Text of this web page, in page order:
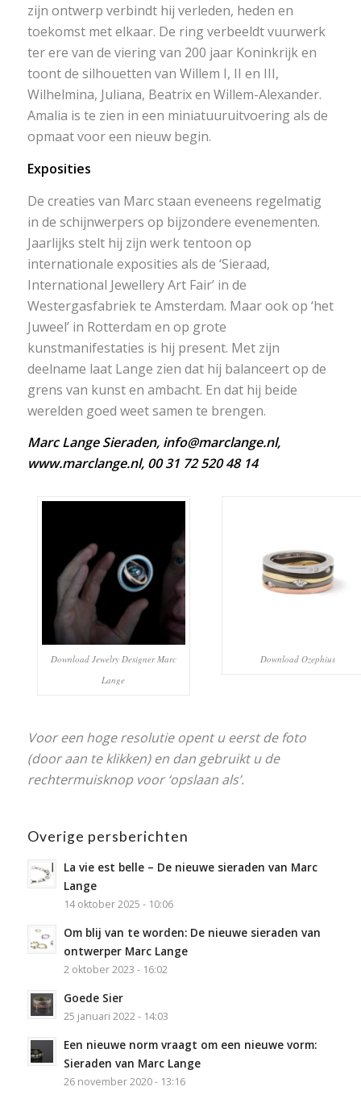
zijn ontwerp verbindt hij verleden, heden en
toekomst met elkaar. De ring verbeeldt vuurwerk
ter ere van de viering van 200 jaar Koninkrijk en
toont de silhouetten van Willem I, II en III,
Wilhelmina, Juliana, Beatrix en Willem-Alexander.
Amalia is te zien in een miniatuuruitvoering als de
opmaat voor een nieuw begin.
Exposities
De creaties van Marc staan eveneens regelmatig
in de schijnwerpers op bijzondere evenementen.
Jaarlijks stelt hij zijn werk tentoon op
internationale exposities als de ‘Sieraad,
International Jewellery Art Fair’ in de
Westergasfabriek te Amsterdam. Maar ook op ‘het
Juweel’ in Rotterdam en op grote
kunstmanifestaties is hij present. Met zijn
deelname laat Lange zien dat hij balanceert op de
grens van kunst en ambacht. En dat hij beide
werelden goed weet samen te brengen.
Marc Lange Sieraden, info@marclange.nl,
www.marclange.nl, 00 31 72 520 48 14
Download Jewelry Designer Marc
Lange
Download Ozephius
Voor een hoge resolutie opent u eerst de foto
(door aan te klikken) en dan gebruikt u de
rechtermuisknop voor ‘opslaan als’.
Overige persberichten
La vie est belle – De nieuwe sieraden van Marc
Lange
14 oktober 2025 - 10:06
Om blij van te worden: De nieuwe sieraden van
ontwerper Marc Lange
2 oktober 2023 - 16:02
Goede Sier
25 januari 2022 - 14:03
Een nieuwe norm vraagt om een nieuwe vorm:
Sieraden van Marc Lange
26 november 2020 - 13:16